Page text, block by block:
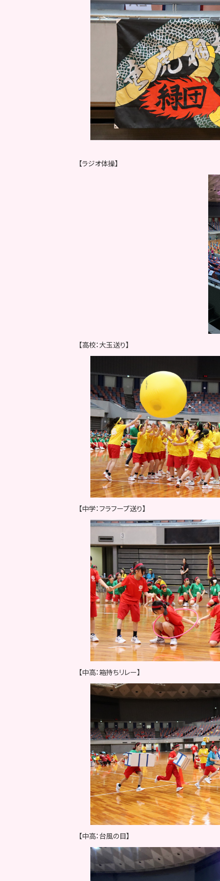
【ラジオ体操】
【高校：大玉送り】
【中学：フラフープ送り】
【中高：箱持ちリレー】
【中高：台風の目】